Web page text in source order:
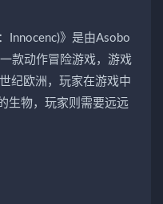
Innocenc)》是由Asobo
款动作冒险游戏，游戏
纪欧洲，玩家在游戏中
生物，玩家则需要远远